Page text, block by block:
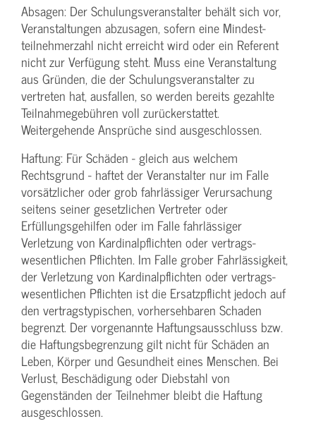
Absagen: Der Schulungs­veranstalter behält sich vor,
Veranstaltungen abzusagen, sofern eine Mindest­
teilnehmerzahl nicht erreicht wird oder ein Referent
nicht zur Verfügung steht. Muss eine Veranstaltung
aus Gründen, die der Schulungs­veranstalter zu
vertreten hat, ausfallen, so werden bereits gezahlte
Teilnahme­gebühren voll zurückerstattet.
Weitergehende Ansprüche sind ausgeschlossen.
Haftung: Für Schäden - gleich aus welchem
Rechtsgrund - haftet der Veranstalter nur im Falle
vorsätzlicher oder grob fahrlässiger Verursachung
seitens seiner gesetzlichen Vertreter oder
Erfüllungsgehilfen oder im Falle fahrlässiger
Verletzung von Kardinalpflichten oder vertrags­
wesentlichen Pflichten. Im Falle grober Fahrlässigkeit,
der Verletzung von Kardinalpflichten oder vertrags­
wesentlichen Pflichten ist die Ersatzpflicht jedoch auf
den vertragstypischen, vorhersehbaren Schaden
begrenzt. Der vorgenannte Haftungs­ausschluss bzw.
die Haftungs­begrenzung gilt nicht für Schäden an
Leben, Körper und Gesundheit eines Menschen. Bei
Verlust, Beschädigung oder Diebstahl von
Gegenständen der Teilnehmer bleibt die Haftung
ausgeschlossen.